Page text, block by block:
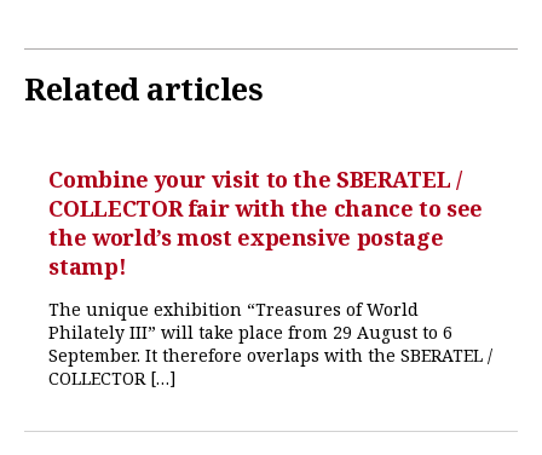
Related articles
Combine your visit to the SBERATEL /
COLLECTOR fair with the chance to see
the world’s most expensive postage
stamp!
The unique exhibition “Treasures of World
Philately III” will take place from 29 August to 6
September. It therefore overlaps with the SBERATEL /
COLLECTOR […]